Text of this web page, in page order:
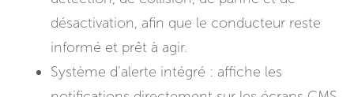
désactivation, afin que le conducteur reste
informé et prêt à agir.
Système d’alerte intégré : affiche les